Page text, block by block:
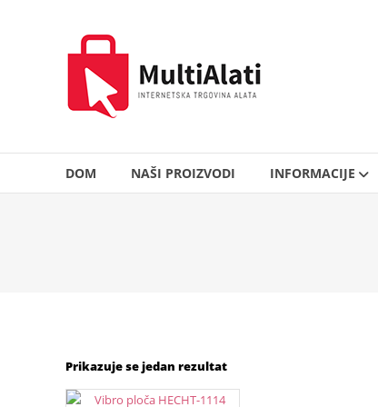
MultiAlati
Internetska
trgovina
alata
DOM NAŠI PROIZVODI INFORMACIJE
Prikazuje se jedan rezultat